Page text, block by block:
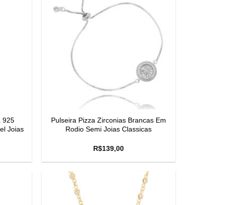
925
Joias
Pulseira Pizza Zirconias Brancas Em
Rodio Semi Joias Classicas
R$139,00